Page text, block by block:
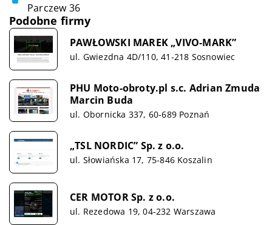
Parczew 36
Podobne firmy
PAWŁOWSKI MAREK „VIVO-MARK”
ul. Gwiezdna 4D/110, 41-218 Sosnowiec
PHU Moto-obroty.pl s.c. Adrian Zmuda
Marcin Buda
ul. Obornicka 337, 60-689 Poznań
„TSL NORDIC” Sp. z o.o.
ul. Słowiańska 17, 75-846 Koszalin
CER MOTOR Sp. z o.o.
ul. Rezedowa 19, 04-232 Warszawa